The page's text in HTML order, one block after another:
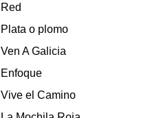
Red
Plata o plomo
Ven A Galicia
Enfoque
Vive el Camino